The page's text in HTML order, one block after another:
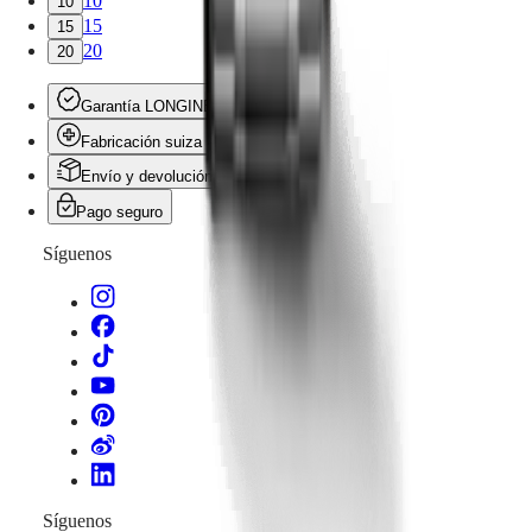
15 15
20 20
Garantía LONGINES
Fabricación suiza
Envío y devolución gratis
Pago seguro
Síguenos
Síguenos